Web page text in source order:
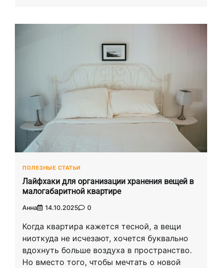
ПОЛЕЗНЫЕ СТАТЬИ
Лайфхаки для организации хранения вещей в
малогабаритной квартире
Анна 14.10.2025 0
Когда квартира кажется тесной, а вещи
ниоткуда не исчезают, хочется буквально
вдохнуть больше воздуха в пространство.
Но вместо того, чтобы мечтать о новой